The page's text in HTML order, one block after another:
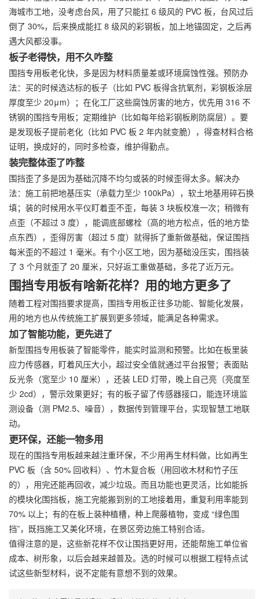
海城市工地，没考虑台风，用了只能扛 6 级风的 PVC 板，台风过后
倒了 30%，后来换成能扛 8 级风的彩钢板，加上地锚固定，之后再
遇大风都没事。
板子老得快，用不久咋整
围挡专用板老化快，多是因为材料质量差或环境腐蚀性强。预防办
法：买的时候选达标的板子（比如 PVC 板得含抗氧剂，彩钢板涂层
厚度至少 20μm）；在化工厂这些腐蚀厉害的地方，优先用 316 不
锈钢的围挡专用板；定期维护（比如每年给彩钢板刷防腐层）。要
是发现板子提前老化（比如 PVC 板 2 年内就变脆），得查材料合格
证明，换成好的，同时多检查，维护得勤点。
装完整体歪了咋整
围挡歪了多是因为基础沉降不均匀或装的时候歪得太多。解决办
法：施工前把地基压实（承载力至少 100kPa），软土地基用碎石换
填；装的时候用水平仪盯着歪不歪，每装 3 块板校准一次；稍微有
点歪（不超过 3 度），能调底部螺栓（高的地方松点，低的地方垫
点东西），歪得厉害（超过 5 度）就得拆了重新做基础，保证围挡
每米歪的不超过 1 毫米。有个小区工地，因为基础没压实，围挡装
了 3 个月就歪了 20 厘米，只好返工重做基础，多花了近万元。
围挡专用板有啥新花样？用的地方更多了
随着工程对围挡要求提高，围挡专用板正往多功能、智能化发展，
用的地方也从传统施工扩展到更多领域，能满足各种需求。
加了智能功能，更先进了
新型围挡专用板装了智能零件，能实时监测和预警。比如在板里装
应力传感器，盯着风压大小，超过安全值就通过平台报警；表面贴
反光条（宽至少 10 厘米），还装 LED 灯带，晚上自己亮（亮度至
少 2cd），警示效果更好；有的板子留了传感器接口，能连环境监
测设备（测 PM2.5、噪音），数据传到管理平台，实现智慧工地联
动。
更环保，还能一物多用
现在的围挡专用板越来越注重环保，不少用再生材料做，比如再生
PVC 板（含 50% 回收料）、竹木复合板（用回收木材和竹子压
的），用完还能再回收，减少垃圾。而且功能也更灵活，比如能拆
的模块化围挡板，施工完能搬到别的工地接着用，重复利用率能到
70% 以上；有的在板上装种植槽，种上爬藤植物，变成 “绿色围
挡”，既挡施工又美化环境，在景区旁边施工特别合适。
值得注意的是，这些新花样不仅让围挡更好用，还能帮施工单位省
成本、树形象，以后会越来越普及。选的时候可以根据工程特点试
试这些新型材料，说不定能有意想不到的效果。